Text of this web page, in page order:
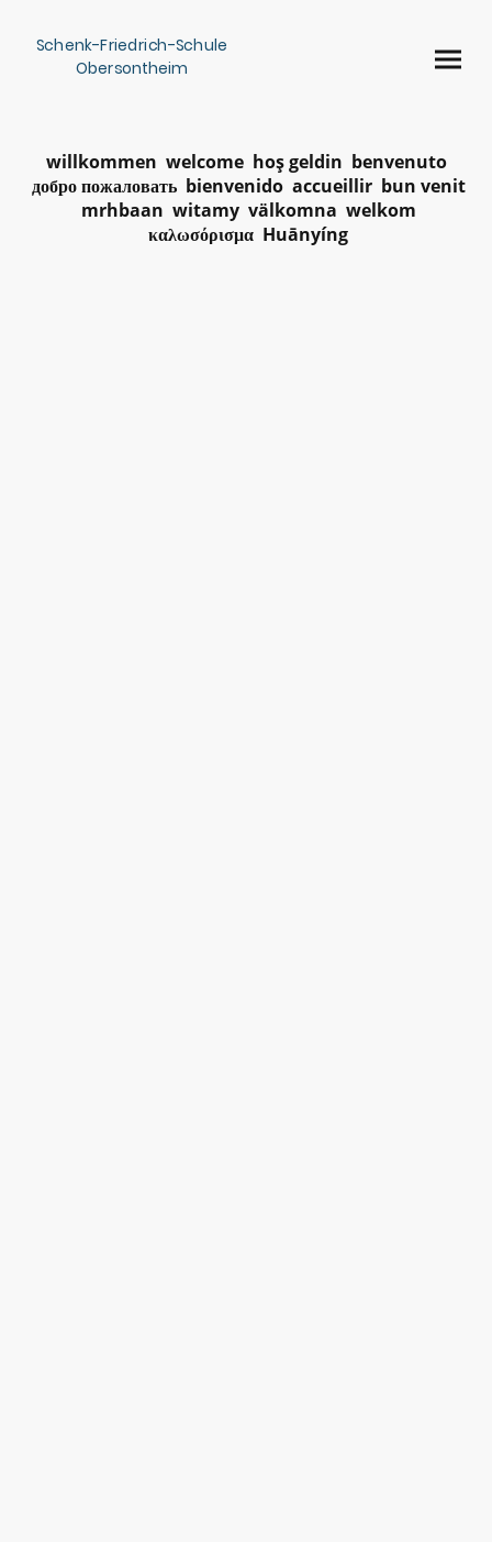
Schenk-Friedrich-Schule
Obersontheim
willkommen welcome hoş geldin benvenuto
добро пожаловать bienvenido accueillir bun venit
mrhbaan witamy välkomna welkom
καλωσόρισμα Huānyíng